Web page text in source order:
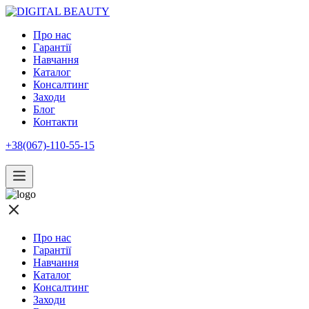
Про нас
Гарантії
Навчання
Каталог
Консалтинг
Заходи
Блог
Контакти
+38(067)-110-55-15
Про нас
Гарантії
Навчання
Каталог
Консалтинг
Заходи